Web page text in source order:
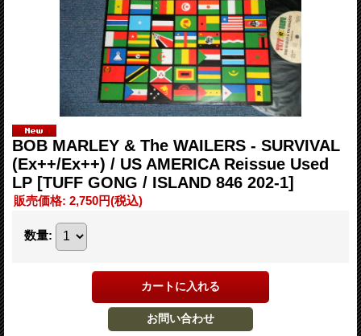
BOB MARLEY & The WAILERS - SURVIVAL
(Ex++/Ex++) / US AMERICA Reissue Used
LP [TUFF GONG / ISLAND 846 202-1]
販売価格: 2,750円(税込)
数量: